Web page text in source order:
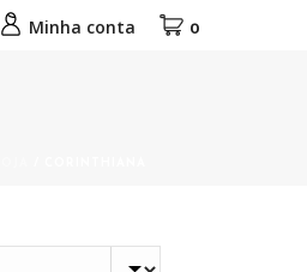
Minha conta 0